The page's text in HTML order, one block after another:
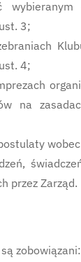
3;
4;
na
wobec
przez Zarząd.
zobowiązani: